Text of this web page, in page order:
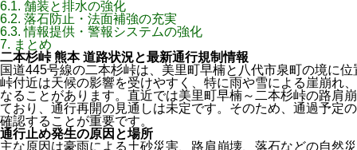
6.1. 舗装と排水の強化
6.2. 落石防止・法面補強の充実
6.3. 情報提供・警報システムの強化
7. まとめ
二本杉峠 熊本 道路状況と最新通行規制情報
国道445号線の二本杉峠は、美里町早楠と八代市泉町の境に
峠付近は天候の影響を受けやすく、特に雨や雪による崖崩れ
なることがあります。直近では美里町早楠～二本杉峠の路肩
ており、通行再開の見通しは未定です。そのため、通過予定
確認することが重要です。
通行止め発生の原因と場所
主な原因は豪雨による土砂災害、路肩崩壊、落石などの自然